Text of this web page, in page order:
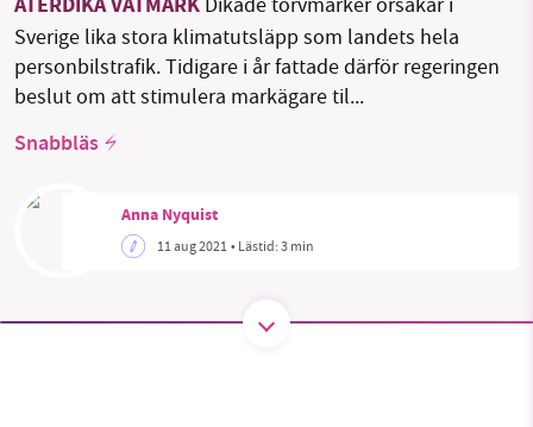
Sök Sparade inlägg Tipsa oss
Facebook Instagram BlueSky
ÅTERDIKA VÅTMARK Dikade torvmarker orsakar i
Sverige lika stora klimatutsläpp som landets hela
personbilstrafik. Tidigare i år fattade därför regeringen
beslut om att stimulera markägare til...
Snabbläs
Anna Nyquist
11 aug 2021• Lästid:3 min
SMB kämpar för en hållbar framtid. Sedan